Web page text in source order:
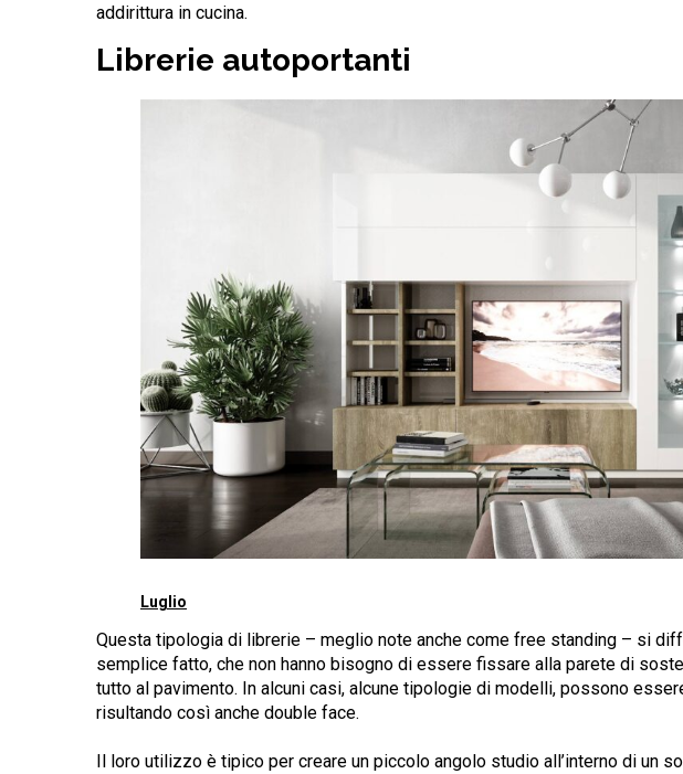
addirittura in cucina.
Librerie autoportanti
Luglio
Questa tipologia di librerie – meglio note anche come free standing – si
semplice fatto, che non hanno bisogno di essere fissare alla parete di
tutto al pavimento. In alcuni casi, alcune tipologie di modelli, possono
risultando così anche double face.
Il loro utilizzo è tipico per creare un piccolo angolo studio all’interno di un